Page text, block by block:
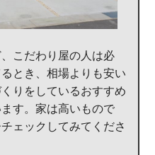
こだわり屋の人は必
とき、相場よりも安い
りをしているおすすめ
す。家は高いもので
ェックしてみてくださ